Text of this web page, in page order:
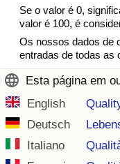
Se o valor é 0,
valor é 100, é
Os nossos dados de
entradas de todas as
Esta página em
English
Deutsch
Italiano
Poluição
Indicador de
Índice de poluição
Indicador de
Trânsito